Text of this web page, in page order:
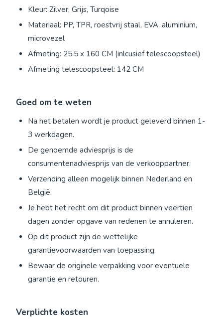
Kleur: Zilver, Grijs, Turqoise
Materiaal: PP, TPR, roestvrij staal, EVA, aluminium,
microvezel
Afmeting: 25.5 x 160 CM (inlcusief telescoopsteel)
Afmeting telescoopsteel: 142 CM
Goed om te weten
Na het betalen wordt je product geleverd binnen 1-
3 werkdagen.
De genoemde adviesprijs is de
consumentenadviesprijs van de verkooppartner.
Verzending alleen mogelijk binnen Nederland en
België.
Je hebt het recht om dit product binnen veertien
dagen zonder opgave van redenen te annuleren.
Op dit product zijn de wettelijke
garantievoorwaarden van toepassing.
Bewaar de originele verpakking voor eventuele
garantie en retouren.
Verplichte kosten